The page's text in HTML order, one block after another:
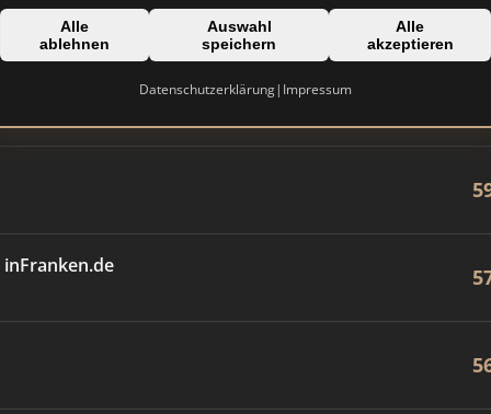
Alle
ablehnen
Auswahl
speichern
Alle
akzeptieren
Datenschutzerklärung| Impressum
828
inFranken.de